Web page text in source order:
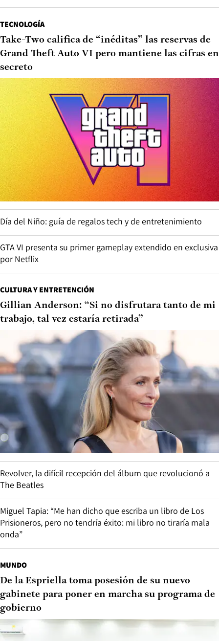
TECNOLOGÍA
Take-Two califica de “inéditas” las reservas de
Grand Theft Auto VI pero mantiene las cifras en
secreto
Día del Niño: guía de regalos tech y de entretenimiento
GTA VI presenta su primer gameplay extendido en exclusiva
por Netflix
CULTURA Y ENTRETENCIÓN
Gillian Anderson: “Si no disfrutara tanto de mi
trabajo, tal vez estaría retirada”
Revolver, la difícil recepción del álbum que revolucionó a
The Beatles
Miguel Tapia: “Me han dicho que escriba un libro de Los
Prisioneros, pero no tendría éxito: mi libro no tiraría mala
onda”
MUNDO
De la Espriella toma posesión de su nuevo
gabinete para poner en marcha su programa de
gobierno